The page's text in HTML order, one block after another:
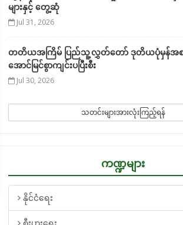
များနှင့် တွေ့ဆုံ
Jul 31, 2026
တတိယအကြိမ် ပြည်သူ့လွှတ်တော် ဒုတိယပုံမှန်အစ
အောင်မြင်စွာကျင်းပပြီးစီး
Jul 30, 2026
သတင်းများအားလုံးကြည့်ရန်
ကဏ္ဍများ
နိုင်ငံရေး